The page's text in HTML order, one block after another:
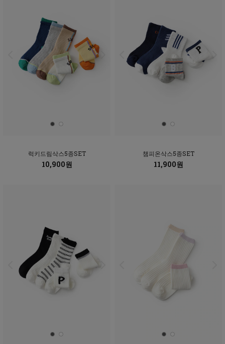
럭키드림삭스5종SET
10,900원
챔피온삭스5종SET
11,900원